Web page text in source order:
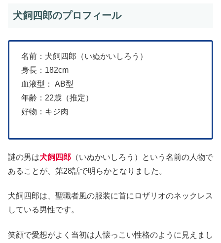
犬飼四郎のプロフィール
名前：犬飼四郎（いぬかいしろう）
身長：182cm
血液型： AB型
年齢：22歳（推定）
好物：キジ肉
謎の男は犬飼四郎 （いぬかいしろう）という名前の人物で
あることが、第28話で明らかとなりました。
犬飼四郎は、聖職者風の服装に首にロザリオのネックレス
している男性です。
笑顔で愛想がよく当初は人懐っこい性格のように見えまし